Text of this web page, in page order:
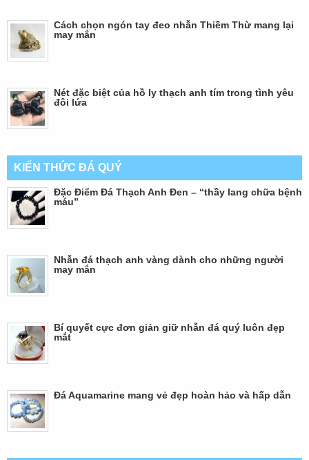
Cách chọn ngón tay đeo nhẫn Thiềm Thừ mang lại
may mắn
Nét đặc biệt của hồ ly thạch anh tím trong tình yêu
đôi lứa
KIẾN THỨC ĐÁ QUÝ
Đặc Điểm Đá Thạch Anh Đen – “thầy lang chữa bệnh
máu”
Nhẫn đá thạch anh vàng dành cho những người
may mắn
Bí quyết cực đơn giản giữ nhẫn đá quý luôn đẹp
mắt
Đá Aquamarine mang vẻ đẹp hoàn hảo và hấp dẫn